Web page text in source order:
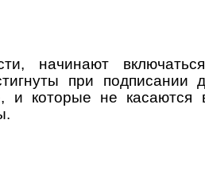
начинают включаться
при подписании
которые не касаются